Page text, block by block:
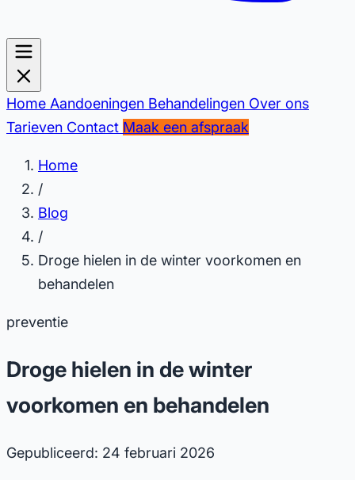
Home Aandoeningen Behandelingen Over ons
Tarieven Contact Maak een afspraak
Home
/
Blog
/
Droge hielen in de winter voorkomen en
behandelen
preventie
Droge hielen in de winter
voorkomen en behandelen
Gepubliceerd: 24 februari 2026